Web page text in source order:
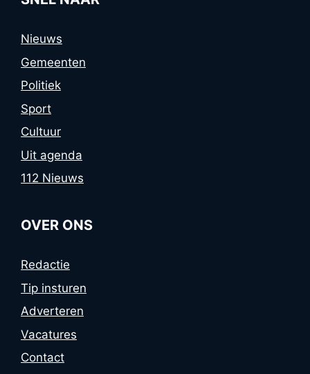
Nieuws
Gemeenten
Politiek
Sport
Cultuur
Uit agenda
112 Nieuws
OVER ONS
Redactie
Tip insturen
Adverteren
Vacatures
Contact